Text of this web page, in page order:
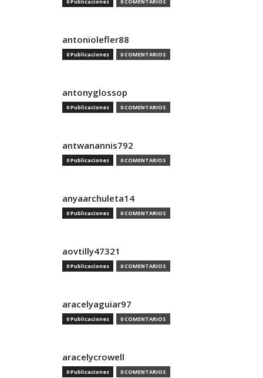
0 Publicaciones 0 COMENTARIOS
antoniolefler88
0 Publicaciones 0 COMENTARIOS
antonyglossop
0 Publicaciones 0 COMENTARIOS
antwanannis792
0 Publicaciones 0 COMENTARIOS
anyaarchuleta14
0 Publicaciones 0 COMENTARIOS
aovtilly47321
0 Publicaciones 0 COMENTARIOS
aracelyaguiar97
0 Publicaciones 0 COMENTARIOS
aracelycrowell
0 Publicaciones 0 COMENTARIOS